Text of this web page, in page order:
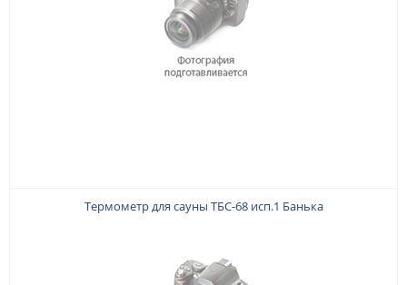
Термометр для сауны ТБС-68 исп.1 Банька